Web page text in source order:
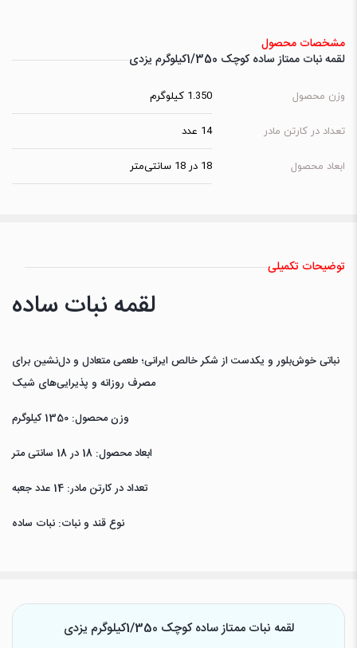
مشخصات محصول
لقمه نبات ممتاز ساده کوچک 1/350کیلوگرم یزدی
وزن محصول 1.350 کیلوگرم
تعداد در کارتن مادر 14 عدد
ابعاد محصول 18 در 18 سانتی‌متر
توضیحات تکمیلی
لقمه نبات ساده
نباتی خوش‌بلور و یکدست از شکر خالص ایرانی؛ طعمی متعادل و دل‌نشین برای
مصرف روزانه و پذیرایی‌های شیک
وزن محصول: 1350 کیلوگرم
ابعاد محصول: 18 در 18 سانتی متر
تعداد در کارتن مادر: 14 عدد جعبه
نوع قند و نبات: نبات ساده
لقمه نبات ممتاز ساده کوچک 1/350کیلوگرم یزدی